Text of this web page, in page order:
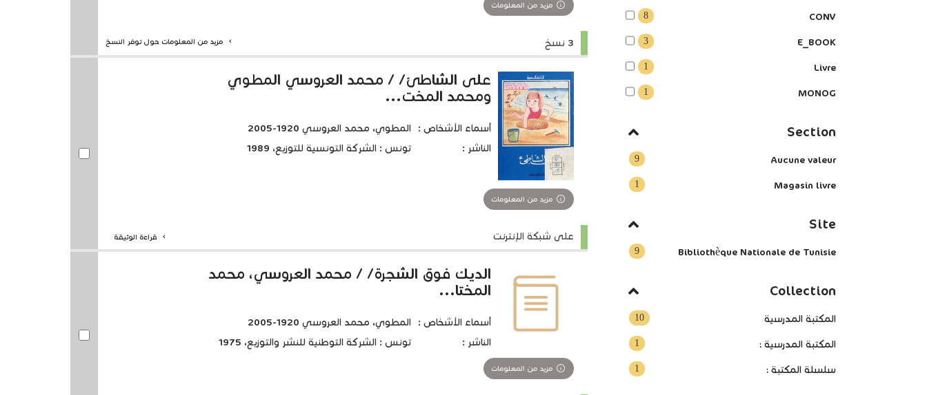
مزيد من المعلومات
3 نسخ مزيد من المعلومات حول توفر النسخ
على الشاطئ/ / محمد العروسي المطوي
ومحمد المخت...
أسماء الأشخاص :
المطوي، محمد العروسي 1920-2005
الناشر :
تونس : الشركة التونسية للتوزيع، 1989
مزيد من المعلومات
على شبكة الإنترنت قراءة الوثيقة
الديك فوق الشجرة/ / محمد العروسي، محمد
المختا...
أسماء الأشخاص :
المطوي، محمد العروسي 1920-2005
الناشر :
تونس : الشركة التوطنية للنشر والتوزيع، 1975
مزيد من المعلومات
8 CONV
3 E_BOOK
1 Livre
1 MONOG
Section
9 Aucune valeur
1 Magasin livre
Site
9 Bibliothèque Nationale de Tunisie
Collection
10 المكتبة المدرسية
1 المكتبة المدرسية ؛
1 سلسلة المكتبة ؛